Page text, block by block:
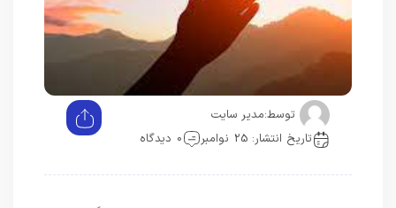
توسط:مدیر سایت
تاریخ انتشار: 25 نوامبر
0 دیدگاه